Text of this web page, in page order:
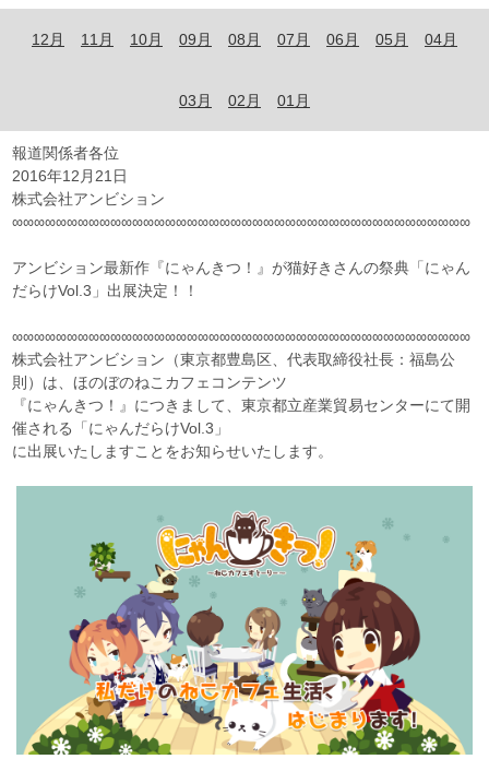
12月 11月 10月 09月 08月 07月 06月 05月 04月
03月 02月 01月
報道関係者各位
2016年12月21日
株式会社アンビション
∞∞∞∞∞∞∞∞∞∞∞∞∞∞∞∞∞∞∞∞∞∞∞∞∞∞∞∞∞∞∞∞∞∞∞∞∞∞∞∞∞∞
アンビション最新作『にゃんきつ！』が猫好きさんの祭典「にゃん
だらけVol.3」出展決定！！
∞∞∞∞∞∞∞∞∞∞∞∞∞∞∞∞∞∞∞∞∞∞∞∞∞∞∞∞∞∞∞∞∞∞∞∞∞∞∞∞∞∞
株式会社アンビション（東京都豊島区、代表取締役社長：福島公
則）は、ほのぼのねこカフェコンテンツ
『にゃんきつ！』につきまして、東京都立産業貿易センターにて開
催される「にゃんだらけVol.3」
に出展いたしますことをお知らせいたします。